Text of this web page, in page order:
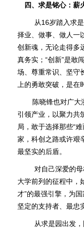
四、求是铭心：薪
从16岁踏入求是
择业、做事、做人一
创新魂，无论走得多
真务实；“创新”是敢
场、尊重常识、坚守
上的勇敢突破，是
陈晓锋也对广大
引领产业，以聚力共
局，敢于选择那些“
家，科创之路或许艰
最坚实的后盾。
对自己深爱的母
大学前列的征程中，
才”的最强引擎，为
坚定的支持者、最忠
从求是园出发，